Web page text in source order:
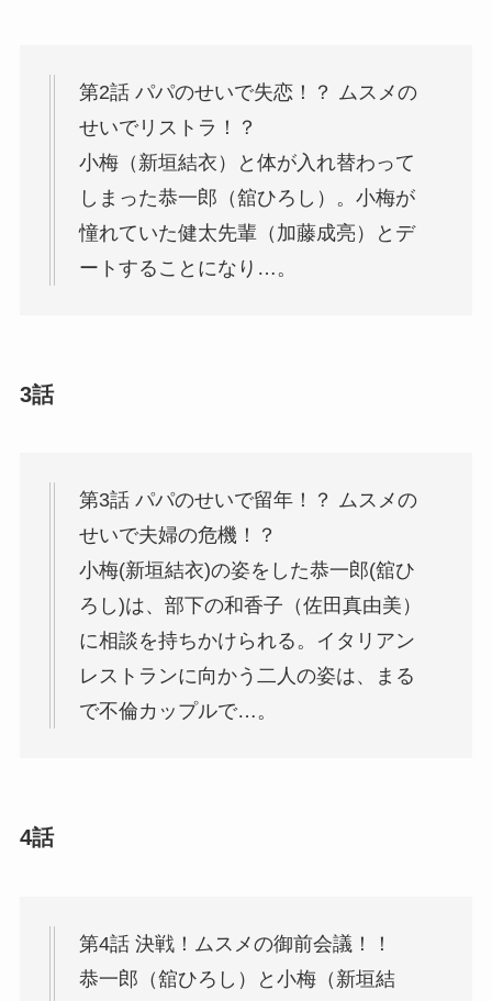
第2話 パパのせいで失恋！？ ムスメの
せいでリストラ！？
小梅（新垣結衣）と体が入れ替わって
しまった恭一郎（舘ひろし）。小梅が
憧れていた健太先輩（加藤成亮）とデ
ートすることになり…。
3話
第3話 パパのせいで留年！？ ムスメの
せいで夫婦の危機！？
小梅(新垣結衣)の姿をした恭一郎(舘ひ
ろし)は、部下の和香子（佐田真由美）
に相談を持ちかけられる。イタリアン
レストランに向かう二人の姿は、まる
で不倫カップルで…。
4話
第4話 決戦！ムスメの御前会議！！
恭一郎（舘ひろし）と小梅（新垣結